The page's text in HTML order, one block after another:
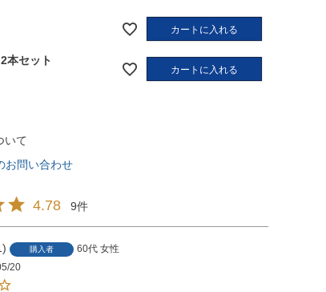
カートに入れる
本セット
カートに入れる
いて
お問い合わせ
4.78 9
購入者 60代 女性
20